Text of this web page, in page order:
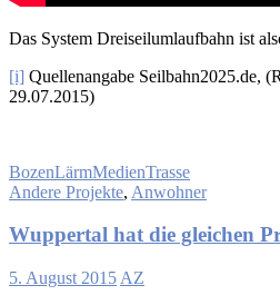
Das System Dreiseilumlaufbahn ist
[i] Quellenangabe Seilbahn2025.de,
29.07.2015)
BozenLärmMedienTrasse
Andere Projekte, Anwohner
Wuppertal hat die gleichen
5. August 2015 AZ